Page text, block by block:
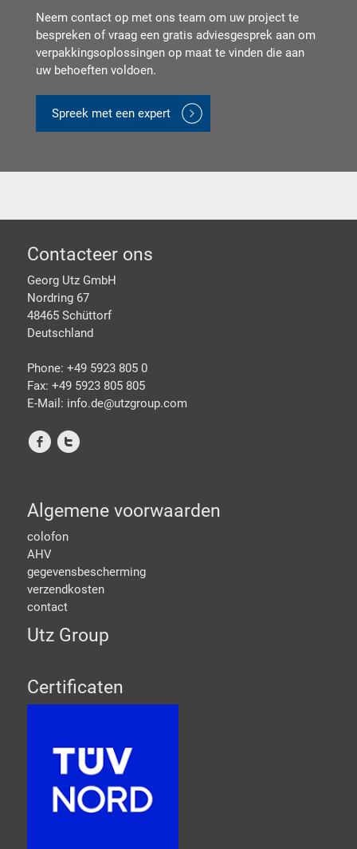
Neem contact op met ons team om uw project te
bespreken of vraag een gratis adviesgesprek aan om
verpakkingsoplossingen op maat te vinden die aan
uw behoeften voldoen.
Spreek met een expert
Footer
Contacteer ons
Georg Utz GmbH
Nordring 67
48465 Schüttorf
Deutschland
Phone: +49 5923 805 0
Fax: +49 5923 805 805
E-Mail: info.de@utzgroup.com
f t
Algemene voorwaarden
colofon
AHV
gegevensbescherming
verzendkosten
contact
Utz Group
Certificaten